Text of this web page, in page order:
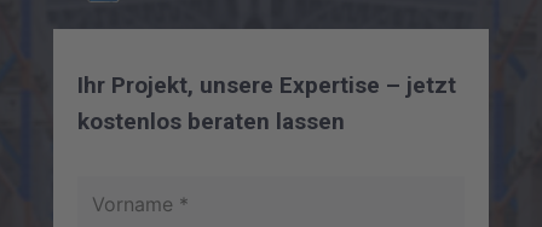
Ihr Projekt, unsere Expertise – jetzt
kostenlos beraten lassen